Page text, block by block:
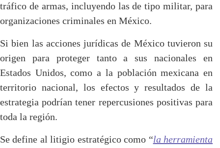
tráfico de armas, incluyendo las de tipo militar, para
organizaciones criminales en México.
Si bien las acciones jurídicas de México tuvieron su
origen para proteger tanto a sus nacionales en
Estados Unidos, como a la población mexicana en
territorio nacional, los efectos y resultados de la
estrategia podrían tener repercusiones positivas para
toda la región.
Se define al litigio estratégico como “la herramienta